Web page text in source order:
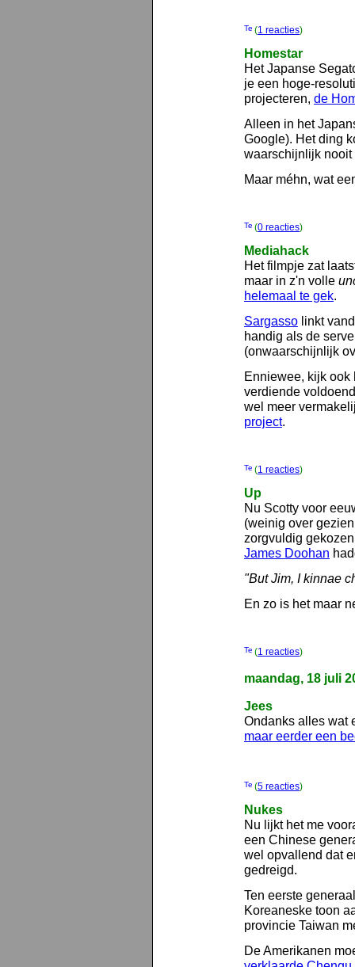
(1 reacties)
Homestar
Het Japanse
je een hoge-
projecteren, de
Alleen in het
Google). Het ding
waarschijnlijk
Maar méhn, wat
(0 reacties)
Mediahack
Het filmpje zat
maar in z'n volle
helemaal te gek.
Sargasso linkt
handig als de
(onwaarschijnlijk
Enniewee, kijk ook
verdiende
wel meer
project.
(1 reacties)
Up
Nu Scotty voor
(weinig over
zorgvuldig
James Doohan
"But Jim, I kinnae
En zo is het maar
(1 reacties)
maandag, 18 juli
Jees
Ondanks alles wat
maar eerder een
(5 reacties)
Nukes
Nu lijkt het me
een Chinese
wel opvallend dat
gedreigd.
Ten eerste
Koreaneske toon
provincie Taiwan
De Amerikanen